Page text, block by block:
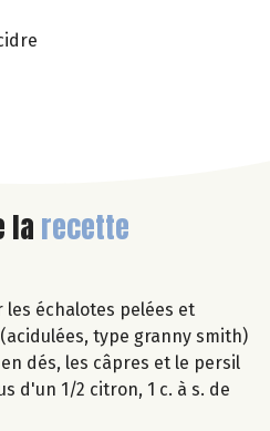
larecette
les échalotes pelées et
type granny smith)
dés, les câpres et le persil
d'un 1/2 citron, 1 c. à s. de